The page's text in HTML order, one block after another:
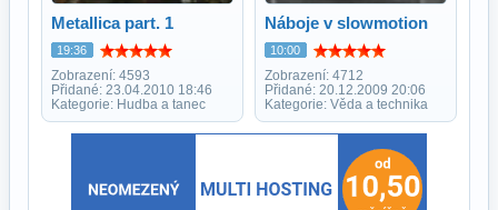
Metallica part. 1
19:36
Zobrazení: 4593
Přidané: 23.04.2010 18:46
Kategorie: Hudba a tanec
Náboje v slowmotion
10:00
Zobrazení: 4712
Přidané: 20.12.2009 20:06
Kategorie: Věda a technika